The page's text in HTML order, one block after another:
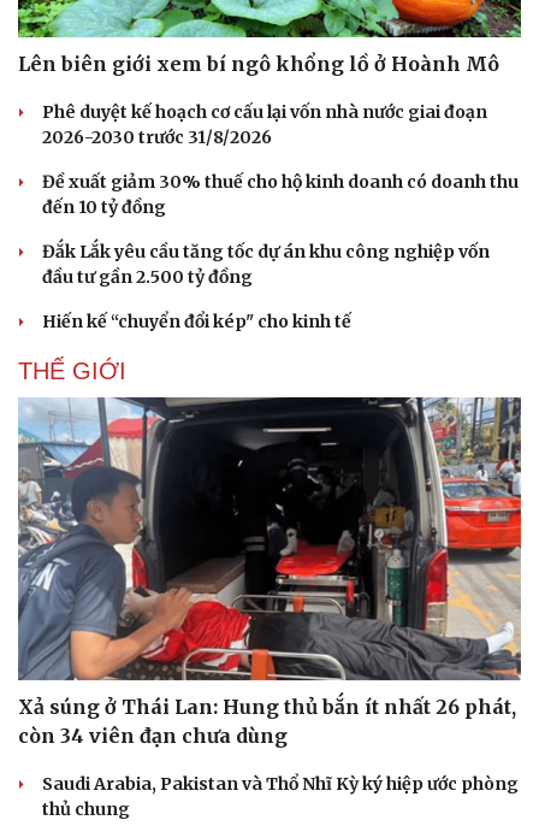
Doanh nghiệp
Thông tin doanh nghiệp
Doanh nghiệp 24h
Doanh nhân
Vì cộng đồng
Công nghệ
Sành điệu
Tin Công nghệ
Trải nghiệm
Chuyển đổi số
Lên biên giới xem bí ngô khổng lồ ở Hoành Mô
Phê duyệt kế hoạch cơ cấu lại vốn nhà nước giai đoạn
2026-2030 trước 31/8/2026
Đề xuất giảm 30% thuế cho hộ kinh doanh có doanh thu
đến 10 tỷ đồng
Đắk Lắk yêu cầu tăng tốc dự án khu công nghiệp vốn
đầu tư gần 2.500 tỷ đồng
Hiến kế “chuyển đổi kép" cho kinh tế
THẾ GIỚI
Xả súng ở Thái Lan: Hung thủ bắn ít nhất 26 phát,
còn 34 viên đạn chưa dùng
Saudi Arabia, Pakistan và Thổ Nhĩ Kỳ ký hiệp ước phòng
thủ chung